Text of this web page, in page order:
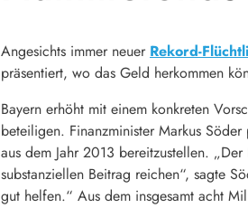
Angesichts immer neuer Rekord-
präsentiert, wo das Geld herkommen
Bayern erhöht mit einem konkreten
beteiligen. Finanzminister Markus
aus dem Jahr 2013 bereitzustellen.
substanziellen Beitrag reichen“, sagte
gut helfen.“ Aus dem insgesamt acht